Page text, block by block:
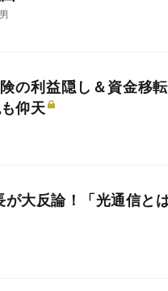
の利益隠し＆資金移
仰天
大反論！「光通信と